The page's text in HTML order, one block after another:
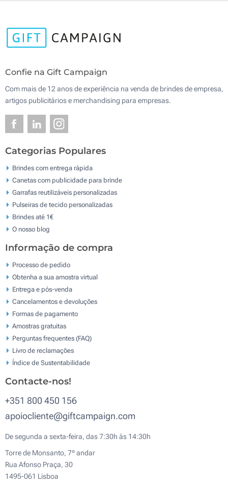
Confie na Gift Campaign
Com mais de 12 anos de experiência na venda de brindes de empresa,
artigos publicitários e merchandising para empresas.
Categorias Populares
Brindes com entrega rápida
Canetas com publicidade para brinde
Garrafas reutilizáveis personalizadas
Pulseiras de tecido personalizadas
Brindes até 1€
O nosso blog
Informação de compra
Processo de pedido
Obtenha a sua amostra virtual
Entrega e pós-venda
Cancelamentos e devoluções
Formas de pagamento
Amostras gratuitas
Perguntas frequentes (FAQ)
Livro de reclamaçōes
Índice de Sustentabilidade
Contacte-nos!
+351 800 450 156
apoiocliente@giftcampaign.com
De segunda a sexta-feira, das 7:30h às 14:30h
Torre de Monsanto, 7º andar
Rua Afonso Praça, 30
1495-061 Lisboa